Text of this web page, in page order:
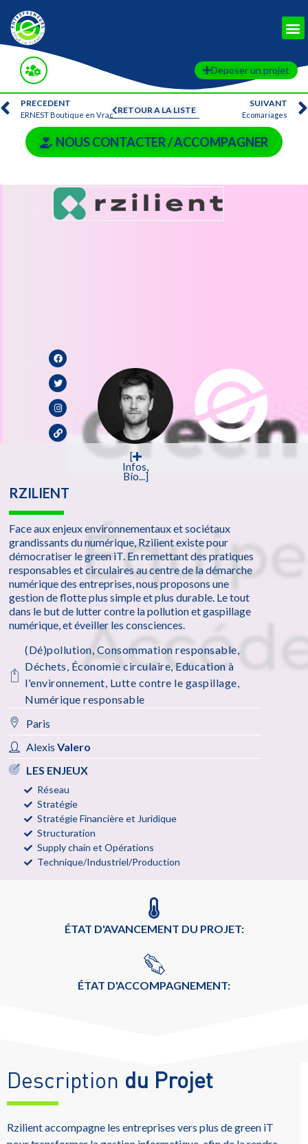
Deposer un projet
RETOUR A LA LISTE
PRECEDENT
ERNEST Boutique en Vrac
SUIVANT
Ecomariages
NOUS CONTACTER / ACCOMPAGNER
[
Infos,
Bio...]
RZILIENT
Face aux enjeux environnementaux et sociétaux
grandissants du numérique, Rzilient existe pour
démocratiser le green iT. En remettant des pratiques
responsables et circulaires au centre de la démarche
numérique des entreprises, nous proposons une
gestion de flotte plus simple et plus durable. Le tout
dans le but de lutter contre la pollution et gaspillage
numérique, et éveiller les consciences.
(Dé)pollution, Consommation responsable,
Déchets, Économie circulaire, Education à
l'environnement, Lutte contre le gaspillage,
Numérique responsable
Paris
AlexisValero
LES ENJEUX
Réseau
Stratégie
Stratégie Financière et Juridique
Structuration
Supply chain et Opérations
Technique/Industriel/Production
ÉTAT D'AVANCEMENT DU PROJET:
ÉTAT D'ACCOMPAGNEMENT:
Description du Projet
Rzilient accompagne les entreprises vers plus de green iT